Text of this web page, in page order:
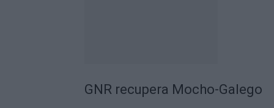
GNR recupera Mocho-Galego